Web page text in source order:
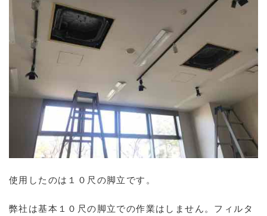
使用したのは１０尺の脚立です。
弊社は基本１０尺の脚立での作業はしません。フィルタ